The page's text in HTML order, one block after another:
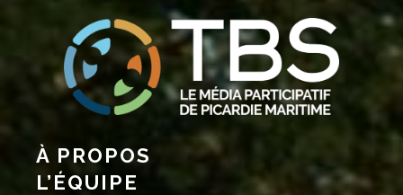
À PROPOS
L’ÉQUIPE